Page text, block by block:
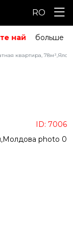
RO
найти то, что
больше
квартира,
ID: 7006